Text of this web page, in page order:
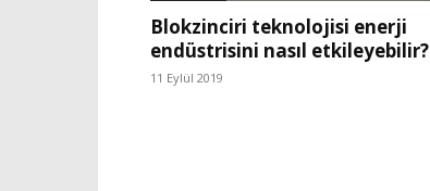
Blokzinciri teknolojisi enerji
endüstrisini nasıl etkileyebilir?
11 Eylül 2019